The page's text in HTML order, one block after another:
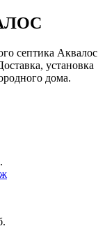
септика Аквалос
установка
дома.